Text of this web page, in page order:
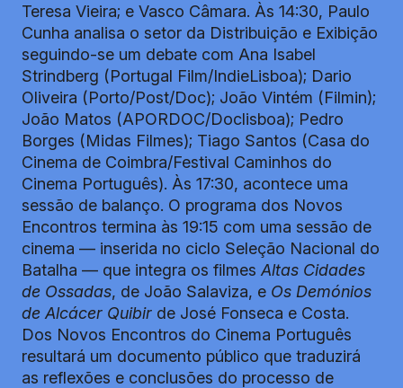
Teresa Vieira; e Vasco Câmara. Às 14:30, Paulo
Cunha analisa o setor da Distribuição e Exibição
seguindo-se um debate com Ana Isabel
Strindberg (Portugal Film/IndieLisboa); Dario
Oliveira (Porto/Post/Doc); João Vintém (Filmin);
João Matos (APORDOC/Doclisboa); Pedro
Borges (Midas Filmes); Tiago Santos (Casa do
Cinema de Coimbra/Festival Caminhos do
Cinema Português). Às 17:30, acontece uma
sessão de balanço. O programa dos Novos
Encontros termina às 19:15 com uma sessão de
cinema — inserida no ciclo Seleção Nacional do
Batalha — que integra os filmes Altas Cidades
de Ossadas, de João Salaviza, e Os Demónios
de Alcácer Quibir de José Fonseca e Costa.
Dos Novos Encontros do Cinema Português
resultará um documento público que traduzirá
as reflexões e conclusões do processo de